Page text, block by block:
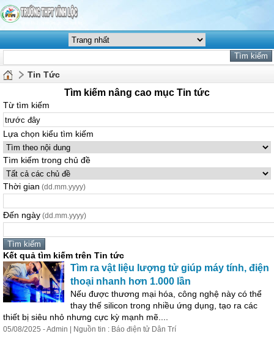
Tin Tức
Tìm kiếm nâng cao mục Tin tức
Từ tìm kiếm
Lựa chọn kiểu tìm kiếm
Tìm kiếm trong chủ đề
Thời gian (dd.mm.yyyy)
Đến ngày (dd.mm.yyyy)
Kết quả tìm kiếm trên Tin tức
Tìm ra vật liệu lượng tử giúp máy tính, điện
thoại nhanh hơn 1.000 lần
Nếu được thương mại hóa, công nghệ này có thể
thay thế silicon trong nhiều ứng dụng, tạo ra các
thiết bị siêu nhỏ nhưng cực kỳ mạnh mẽ....
05/08/2025 - Admin | Nguồn tin : Báo điện tử Dân Trí